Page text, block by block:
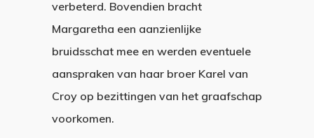
verbeterd. Bovendien bracht
Margaretha een aanzienlijke
bruidsschat mee en werden eventuele
aanspraken van haar broer Karel van
Croy op bezittingen van het graafschap
voorkomen.